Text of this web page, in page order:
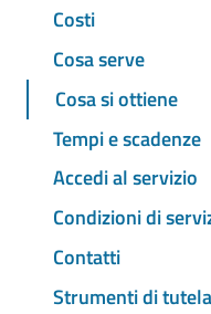
Costi
Cosa serve
Cosa si ottiene
Tempi e scadenze
Accedi al servizio
Condizioni di
Contatti
Strumenti di tutela